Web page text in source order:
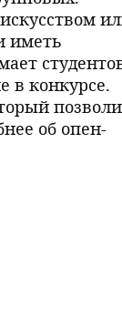
иметь
в конкурсе.
об опен-